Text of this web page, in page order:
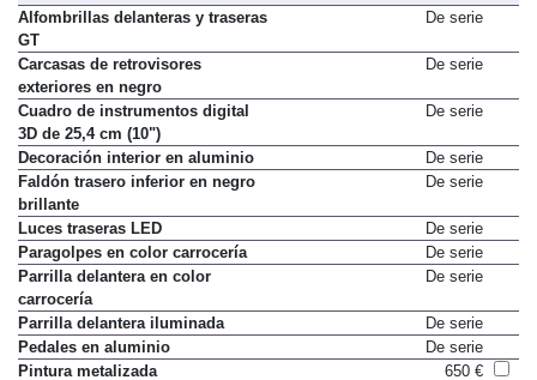
Decoración exterior e interior
Alfombrillas delanteras y traseras
GT
Carcasas de retrovisores
exteriores en negro
Cuadro de instrumentos digital
3D de 25,4 cm (10")
Decoración interior en aluminio
De serie
Faldón trasero inferior en negro
brillante
Luces traseras LED
De serie
Paragolpes en color carrocería
De serie
Parrilla delantera en color
carrocería
Parrilla delantera iluminada
De serie
Pedales en aluminio
De serie